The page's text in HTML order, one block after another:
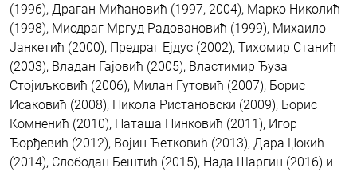
(1996), Драган Мићановић (1997, 2004), Марко Николић
(1998), Миодраг Мргуд Радовановић (1999), Михаило
Јанкетић (2000), Предраг Ејдус (2002), Тихомир Станић
(2003), Владан Гајовић (2005), Властимир Ђуза
Стојиљковић (2006), Милан Гутовић (2007), Борис
Исаковић (2008), Никола Ристановски (2009), Борис
Комненић (2010), Наташа Нинковић (2011), Игор
Ђорђевић (2012), Војин Ћетковић (2013), Дара Џокић
(2014), Слободан Бештић (2015), Нада Шаргин (2016) и